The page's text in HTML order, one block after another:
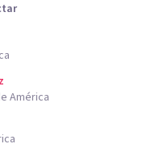
América